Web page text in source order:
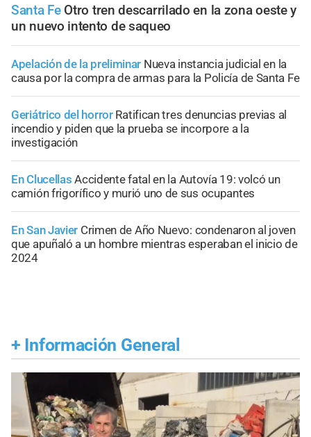
Santa Fe Otro tren descarrilado en la zona oeste y
un nuevo intento de saqueo
Apelación de la preliminar Nueva instancia judicial en la
causa por la compra de armas para la Policía de Santa Fe
Geriátrico del horror Ratifican tres denuncias previas al
incendio y piden que la prueba se incorpore a la
investigación
En Clucellas Accidente fatal en la Autovía 19: volcó un
camión frigorífico y murió uno de sus ocupantes
En San Javier Crimen de Año Nuevo: condenaron al joven
que apuñaló a un hombre mientras esperaban el inicio de
2024
+ Información General